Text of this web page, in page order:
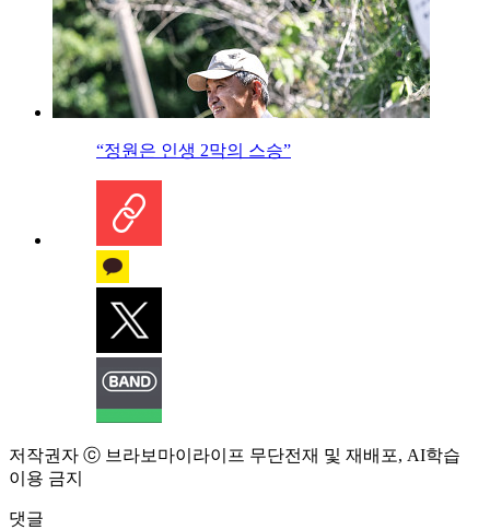
“정원은 인생 2막의 스승”
저작권자 ⓒ 브라보마이라이프 무단전재 및 재배포, AI학습
이용 금지
댓글